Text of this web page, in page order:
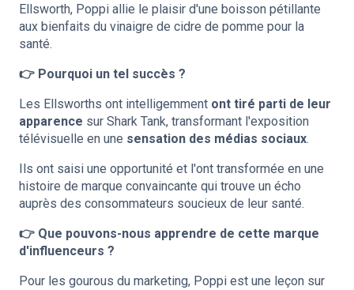
Ellsworth, Poppi allie le plaisir d'une boisson pétillante
aux bienfaits du vinaigre de cidre de pomme pour la
santé.
👉 Pourquoi un tel succès ?
Les Ellsworths ont intelligemment ont tiré parti de leur
apparence sur Shark Tank, transformant l'exposition
télévisuelle en une sensation des médias sociaux.
Ils ont saisi une opportunité et l'ont transformée en une
histoire de marque convaincante qui trouve un écho
auprès des consommateurs soucieux de leur santé.
👉 Que pouvons-nous apprendre de cette marque
d'influenceurs ?
Pour les gourous du marketing, Poppi est une leçon sur